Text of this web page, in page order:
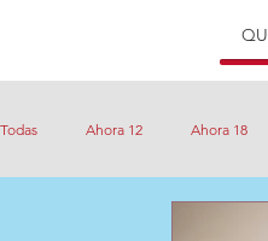
Todas Ahora 12 Ahora 18